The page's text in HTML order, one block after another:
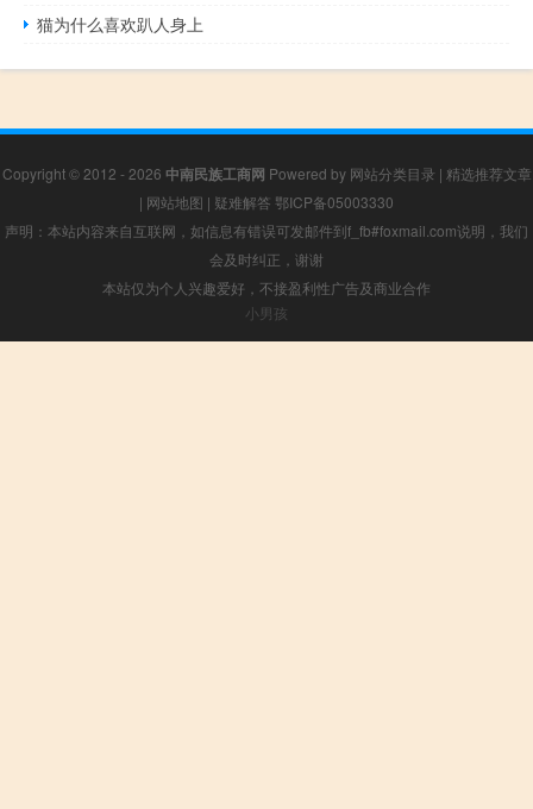
猫为什么喜欢趴人身上
Copyright © 2012 - 2026 中南民族工商网 Powered by 网站分类目录 | 精选推荐文章
| 网站地图 | 疑难解答 鄂ICP备05003330
声明：本站内容来自互联网，如信息有错误可发邮件到f_fb#foxmail.com说明，我们
会及时纠正，谢谢
本站仅为个人兴趣爱好，不接盈利性广告及商业合作
小男孩